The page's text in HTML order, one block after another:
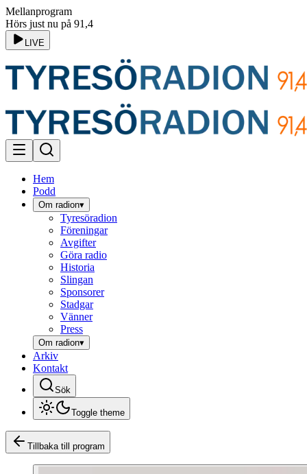
Mellanprogram
Hörs just nu på 91,4
LIVE
Hem
Podd
Om radion▾
Tyresöradion
Föreningar
Avgifter
Göra radio
Historia
Slingan
Sponsorer
Stadgar
Vänner
Press
Om radion▾
Arkiv
Kontakt
Sök
Toggle theme
Tillbaka till program